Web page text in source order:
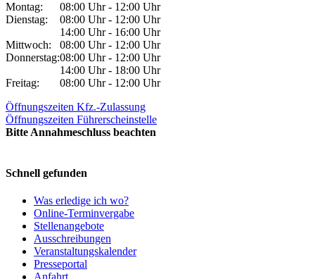
Montag:
08:00 Uhr - 12:00 Uhr
Dienstag:
08:00 Uhr - 12:00 Uhr
14:00 Uhr - 16:00 Uhr
Mittwoch:
08:00 Uhr - 12:00 Uhr
Donnerstag:08:00 Uhr - 12:00 Uhr
14:00 Uhr - 18:00 Uhr
Freitag:
08:00 Uhr - 12:00 Uhr
Öffnungszeiten Kfz.-Zulassung
Öffnungszeiten Führerscheinstelle
Bitte Annahmeschluss beachten
Schnell gefunden
Was erledige ich wo?
Online-Terminvergabe
Stellenangebote
Ausschreibungen
Veranstaltungskalender
Presseportal
Anfahrt